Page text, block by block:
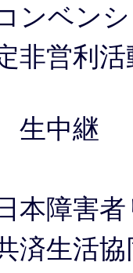
ンベン
営利活
生中継
障害者
済生活